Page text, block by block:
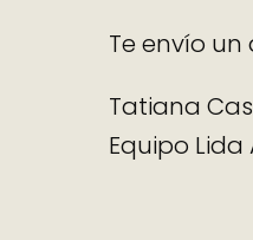
Te envío un
Tatiana
Equipo Lida